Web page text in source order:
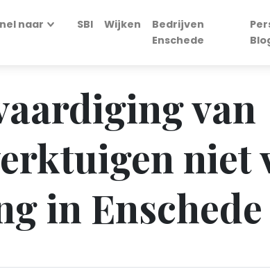
naar SBI Wijken
Bedrijven
Enschede
van
niet
in Enschede